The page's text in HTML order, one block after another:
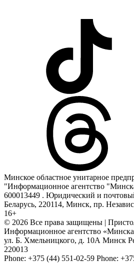
Минское областное унитарное
"Информационное агентство
600013449 . Юридический и
Беларусь, 220114, Минск, пр.
16+
© 2026 Все права защищены |
Информационное агентство
ул. Б. Хмельницкого, д. 10А Минск
220013
Phone: +375 (44) 551-02-59 Phone: